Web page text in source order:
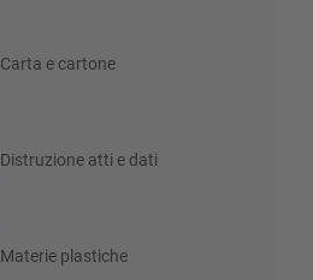
Carta e cartone
Distruzione atti e dati
Materie plastiche